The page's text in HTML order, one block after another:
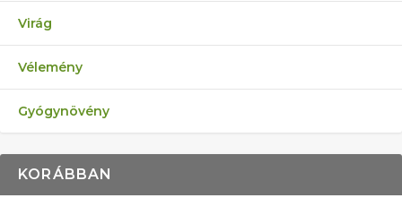
Virág
Vélemény
Gyógynövény
KORÁBBAN